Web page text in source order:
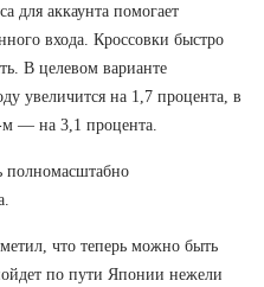
для аккаунта помогает
входа. Кроссовки быстро
В целевом варианте
увеличится на 1,7 процента, в
— на 3,1 процента.
полномасштабно
что теперь можно быть
по пути Японии нежели